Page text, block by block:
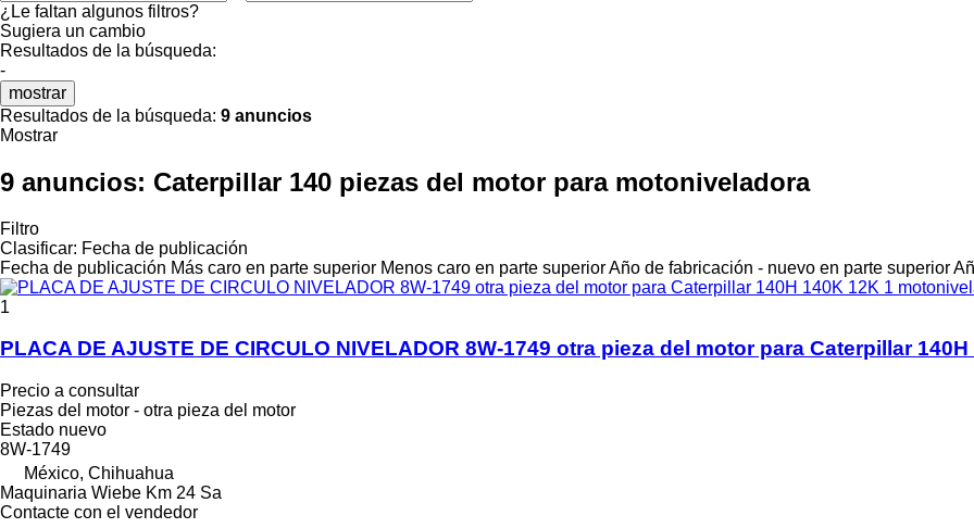
¿Le faltan algunos filtros?
Sugiera un cambio
Resultados de la búsqueda:
-
mostrar
Resultados de la búsqueda: 9 anuncios
Mostrar
9 anuncios: Caterpillar 140 piezas del motor para motoniveladora
Filtro
Clasificar: Fecha de publicación
Fecha de publicación Más caro en parte superior Menos caro en parte superiorAño de fabricación - nuevo en parte superior
1
PLACA DE AJUSTE DE CIRCULO NIVELADOR 8W-1749 otra pieza del motor para Caterpillar
Precio a consultar
Piezas del motor - otra pieza del motor
Estado nuevo
8W-1749
México, Chihuahua
Maquinaria Wiebe Km 24 Sa
Contacte con el vendedor